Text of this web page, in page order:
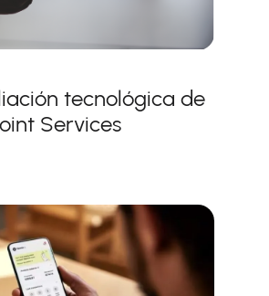
tecnológica de
Services